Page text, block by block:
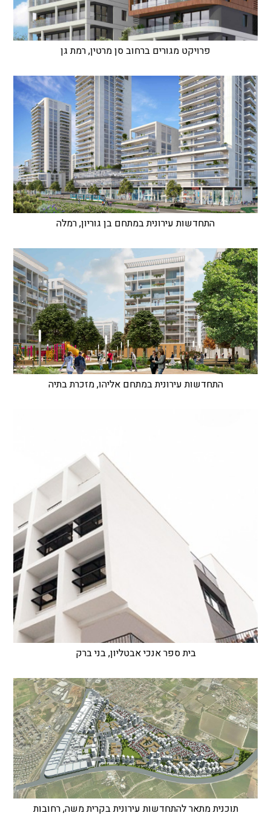
פרויקט מגורים ברחוב סן מרטין, רמת גן
התחדשות עירונית במתחם בן גוריון, רמלה
התחדשות עירונית במתחם אליהו, מזכרת בתיה
בית ספר אנכי אבטליון, בני ברק
תוכנית מתאר להתחדשות עירונית בקרית משה, רחובות